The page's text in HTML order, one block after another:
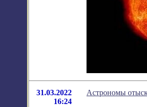
31.03.2022
16:24
Астрономы